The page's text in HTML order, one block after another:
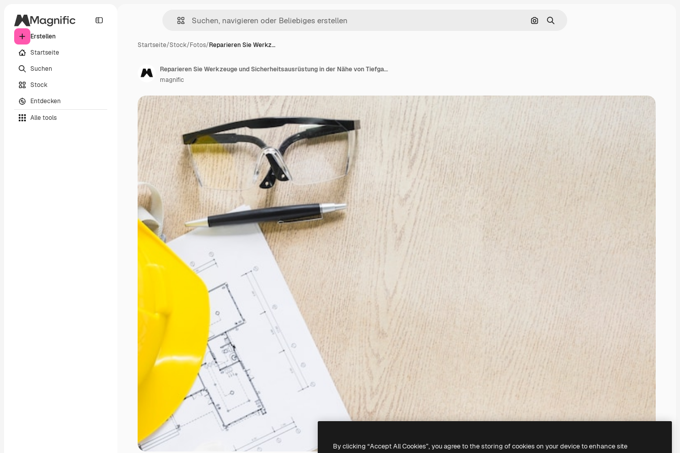
Erstellen
Startseite
Suchen
Stock
Entdecken
Alle tools
Nach Bild suchen
Suchen
Startseite/Stock/Fotos/Reparieren Sie Werkz…
Reparieren Sie Werkzeuge und Sicherheitsausrüstung in der Nähe von Tiefgang
magnific
By clicking “Accept All Cookies”, you agree to the storing of cookies on your device to enhance site